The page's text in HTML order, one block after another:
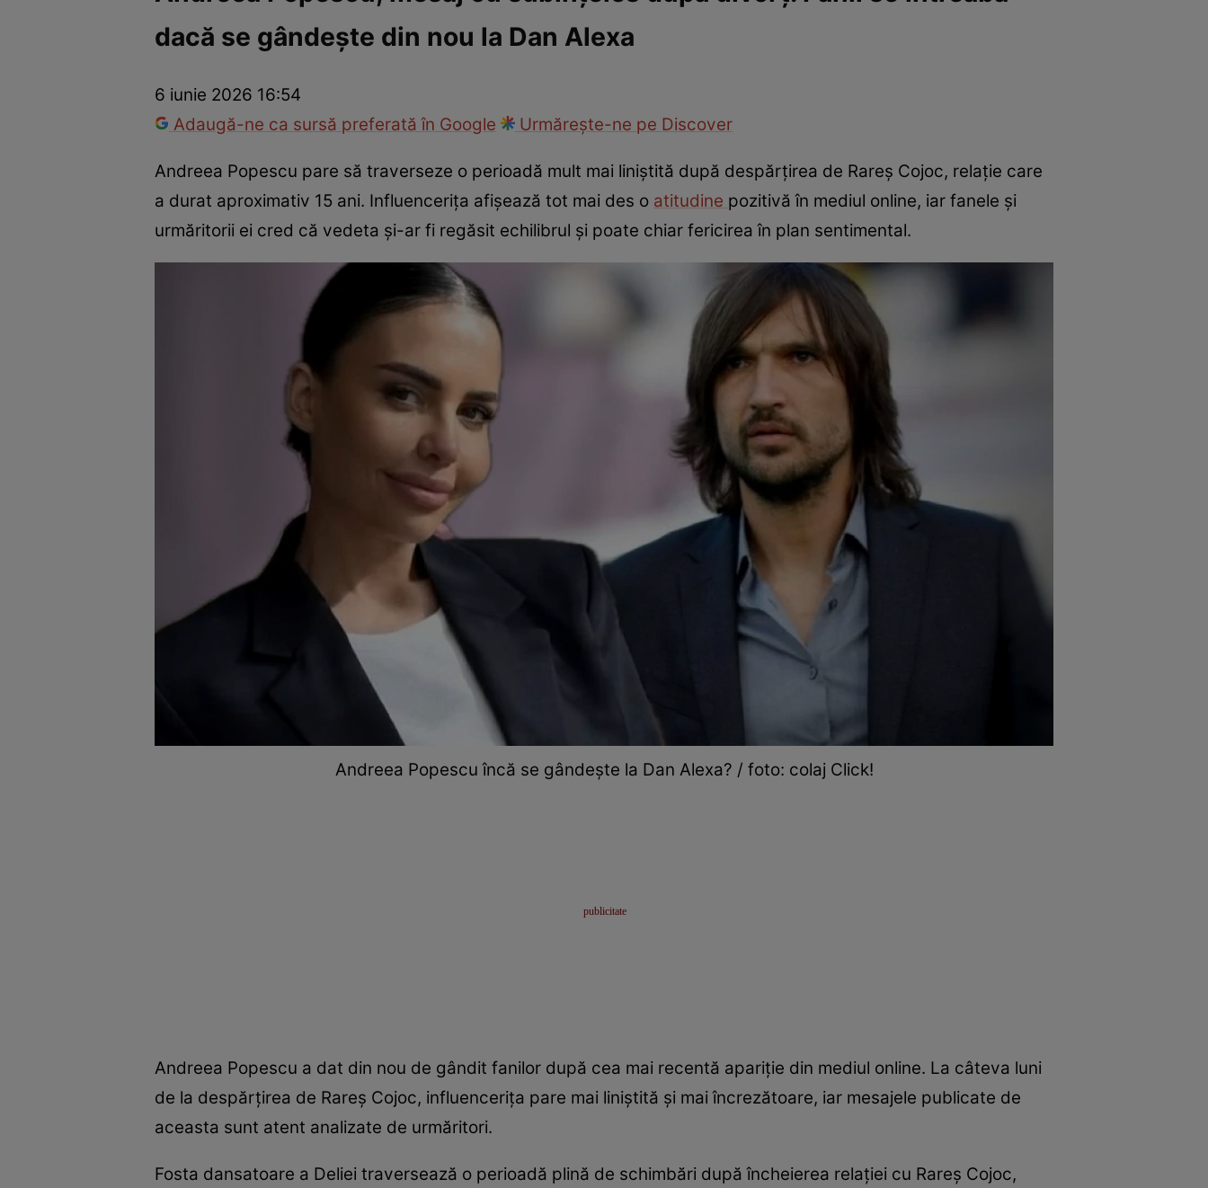
Vedete internaționaleVedete româneștiInterviurile Click! Paparazzii Click!
dacă se gândește din nou la Dan Alexa
6 iunie 2026 16:54
Adaugă-ne ca sursă preferată în Google
Urmărește-ne pe Discover
Andreea Popescu pare să traverseze o perioadă mult mai liniștită după despărțirea de Rareș Cojoc, relație care
a durat aproximativ 15 ani. Influencerița afișează tot mai des o atitudine pozitivă în mediul online, iar fanele și
urmăritorii ei cred că vedeta și-ar fi regăsit echilibrul și poate chiar fericirea în plan sentimental.
Andreea Popescu încă se gândește la Dan Alexa? / foto: colaj Click!
Andreea Popescu a dat din nou de gândit fanilor după cea mai recentă apariție din mediul online. La câteva luni
de la despărțirea de Rareș Cojoc, influencerița pare mai liniștită și mai încrezătoare, iar mesajele publicate de
aceasta sunt atent analizate de urmăritori.
Fosta dansatoare a Deliei traversează o perioadă plină de schimbări după încheierea relației cu Rareș Cojoc,